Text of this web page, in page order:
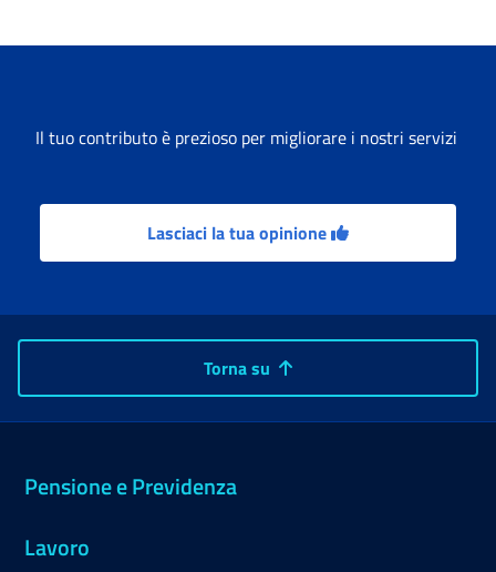
Il tuo contributo è prezioso per migliorare i nostri servizi
Lasciaci la tua opinione
Torna su
Pensione e Previdenza
Lavoro